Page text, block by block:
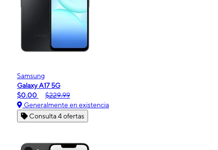
Samsung
Galaxy A17 5G
$0.00
$229.99
Generalmente en existencia
Consulta 4 ofertas